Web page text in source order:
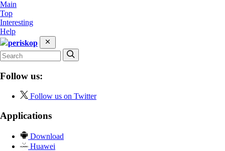
Main
Top
Interesting
Help
periskop
Follow us:
Follow us on Twitter
Applications
Download
Huawei